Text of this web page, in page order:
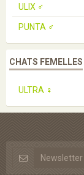
ULIX ♂️
PUNTA ♂️
CHATS FEMELLES
ULTRA ♀️